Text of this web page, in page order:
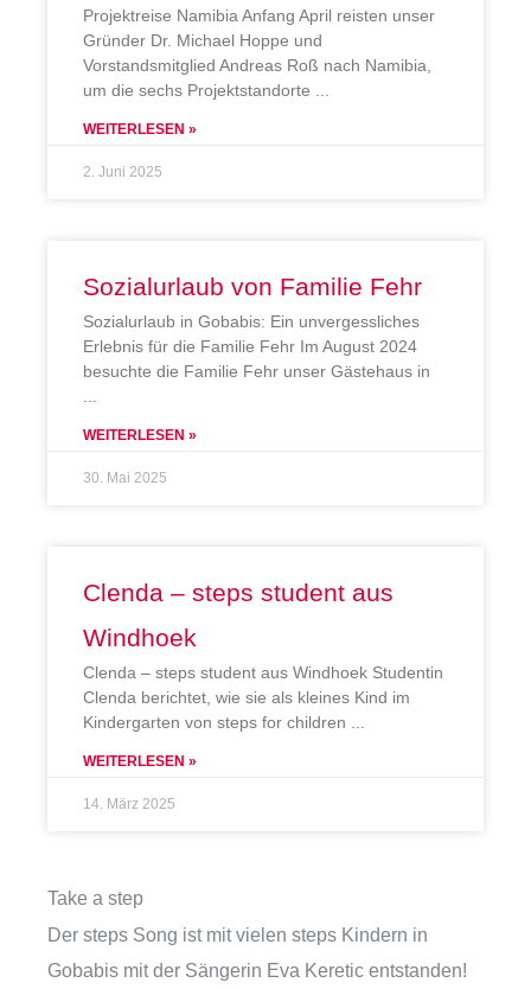
Projektreise Namibia Anfang April reisten unser
Gründer Dr. Michael Hoppe und
Vorstandsmitglied Andreas Roß nach Namibia,
um die sechs Projektstandorte
WEITERLESEN »
2. Juni 2025
Sozialurlaub von Familie Fehr
Sozialurlaub in Gobabis: Ein unvergessliches
Erlebnis für die Familie Fehr Im August 2024
besuchte die Familie Fehr unser Gästehaus in
WEITERLESEN »
30. Mai 2025
Clenda – steps student aus
Windhoek
Clenda – steps student aus Windhoek Studentin
Clenda berichtet, wie sie als kleines Kind im
Kindergarten von steps for children
WEITERLESEN »
14. März 2025
Take a step
Der steps Song ist mit vielen steps Kindern in
Gobabis mit der Sängerin Eva Keretic entstanden!